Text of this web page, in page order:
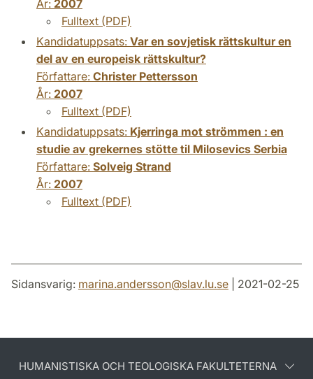
År: 2007
Fulltext (PDF)
Kandidatuppsats: Var en sovjetisk rättskultur en
del av en europeisk rättskultur?
Författare: Christer Pettersson
År: 2007
Fulltext (PDF)
Kandidatuppsats: Kjerringa mot strömmen : en
studie av grekernes stötte til Milosevics Serbia
Författare: Solveig Strand
År: 2007
Fulltext (PDF)
Sidansvarig: marina.andersson@slav.lu.se | 2021-02-25
HUMANISTISKA OCH TEOLOGISKA FAKULTETERNA